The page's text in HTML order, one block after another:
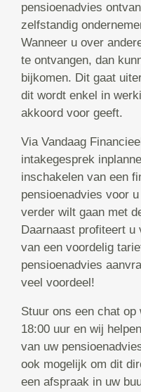
pensioenadvies
zelfstandig
Wanneer u over
te ontvangen, dan
bijkomen. Dit gaat
dit wordt enkel in
akkoord voor geeft.
Via Vandaag
intakegesprek
inschakelen van een
pensioenadvies voor
verder wilt gaan met
Daarnaast profiteert u
van een voordelig
pensioenadvies
veel voordeel!
Stuur ons een chat
18:00 uur en wij
van uw
ook mogelijk om dit
een afspraak in uw